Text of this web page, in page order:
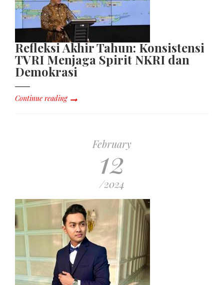
Refleksi Akhir Tahun: Konsistensi
TVRI Menjaga Spirit NKRI dan
Demokrasi
Continue reading
February
12
/2024